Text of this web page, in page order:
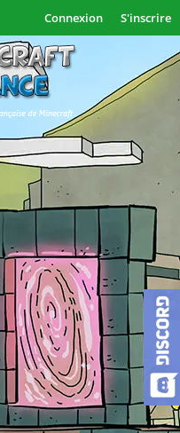
Connexion S'inscrire